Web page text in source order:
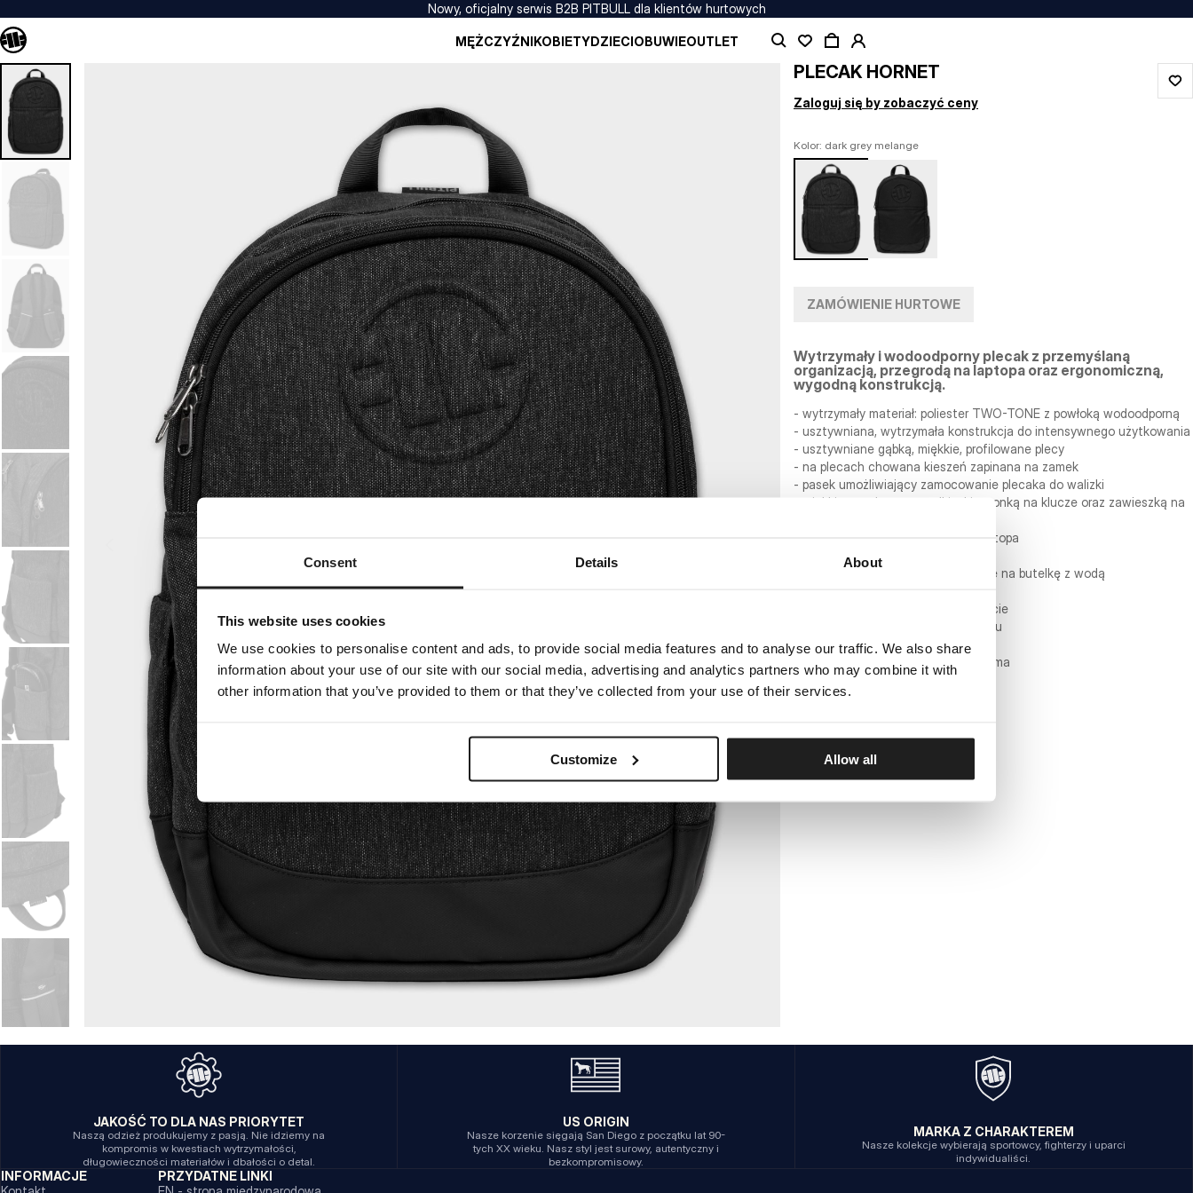
Consent Details About
This website uses cookies
We use cookies to personalise content and ads, to provide social media features and to analyse our traffic. We also share
information about your use of our site with our social media, advertising and analytics partners who may combine it with
other information that you’ve provided to them or that they’ve collected from your use of their services.
Customize Allow all
Nowy, oficjalny serwis B2B PITBULL dla klientów hurtowych
MĘŻCZYŹNIKOBIETYDZIECIOBUWIEOUTLET
PLECAK HORNET
Zaloguj się by zobaczyć ceny
Kolor: dark grey melange
ZAMÓWIENIE HURTOWE
Wytrzymały i wodoodporny plecak z przemyślaną
organizacją, przegrodą na laptopa oraz ergonomiczną,
wygodną konstrukcją.
- wytrzymały materiał: poliester TWO-TONE z powłoką wodoodporną
- usztywniana, wytrzymała konstrukcja do intensywnego użytkowania
- usztywniane gąbką, miękkie, profilowane plecy
- na plecach chowana kieszeń zapinana na zamek
- pasek umożliwiający zamocowanie plecaka do walizki
- miękkie, regulowane szelki z kieszonką na klucze oraz zawieszką na
- główna komora z przegrodą na laptopa
- wewnętrzny organizer
- dwie boczne, elastyczne kieszenie na butelkę z wodą
- wytłoczone logo PITBULL na froncie
- żakardowa metka na tylnym panelu
- solidne taśmy nośne
- prosta, klasyczna, uniwersalna forma
- wymiary: 43cm × 30cm × 16cm
- pojemność: 21 litrów
JAKOŚĆ TO DLA NAS PRIORYTET
Naszą odzież produkujemy z pasją. Nie idziemy na
kompromis w kwestiach wytrzymałości,
długowieczności materiałów i dbałości o detal.
US ORIGIN
Nasze korzenie sięgają San Diego z początku lat 90-
tych XX wieku. Nasz styl jest surowy, autentyczny i
bezkompromisowy.
MARKA Z CHARAKTEREM
Nasze kolekcje wybierają sportowcy, fighterzy i uparci
indywidualiści.
INFORMACJE
PRZYDATNE LINKI